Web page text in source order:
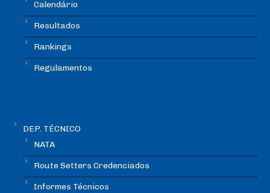
Calendário
Resultados
Rankings
Regulamentos
DEP. TÉCNICO
NATA
Route Setters Credenciados
Informes Técnicos